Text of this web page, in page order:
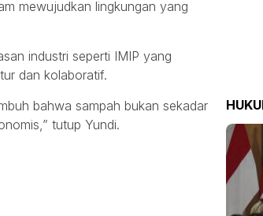
mewujudkan lingkungan yang
industri seperti IMIP yang
dan kolaboratif.
bahwa sampah bukan sekadar
tutup Yundi.